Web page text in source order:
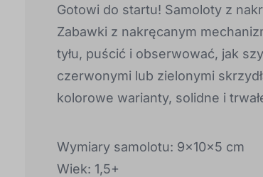
Gotowi do startu! Samoloty z
Zabawki z nakręcanym
tyłu, puścić i obserwować, jak
czerwonymi lub zielonymi
kolorowe warianty, solidne i
Wymiary samolotu: 9x10x5 cm
Wiek: 1,5+